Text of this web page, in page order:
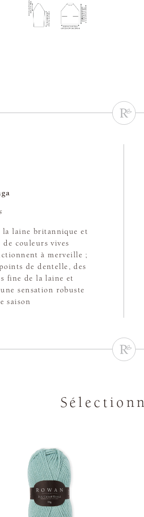
laine britannique et
de couleurs vives
à merveille ;
de dentelle, des
fine de la laine et
sensation robuste
saison